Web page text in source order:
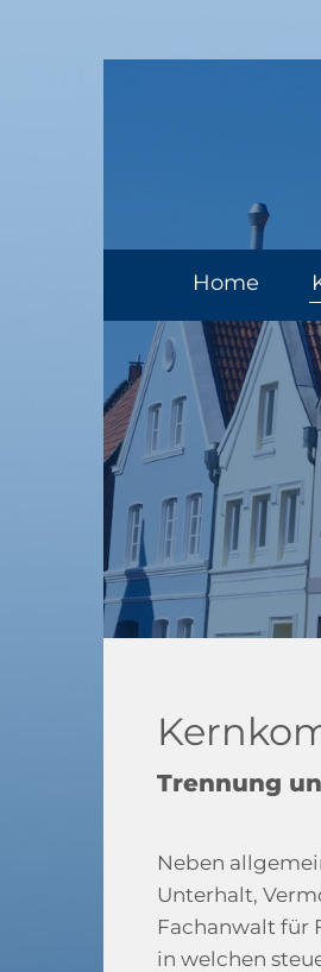
Home
Trennung
Neben
Unterhalt,
Fachanwalt für
in welchen